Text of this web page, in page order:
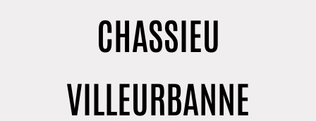
CHASSIEU
VILLEURBANNE